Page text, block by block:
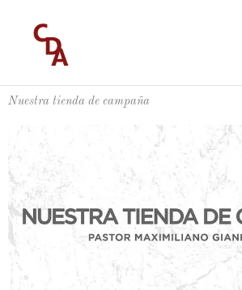
contenido
Nuestra tienda de campaña